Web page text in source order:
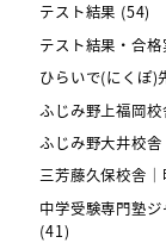
テスト結果 (54)
テスト結果・合格
ひらいで(にくぽ)
ふじみ野上福岡校
ふじみ野大井校
三芳藤久保校舎｜
中学受験専門塾
(41)